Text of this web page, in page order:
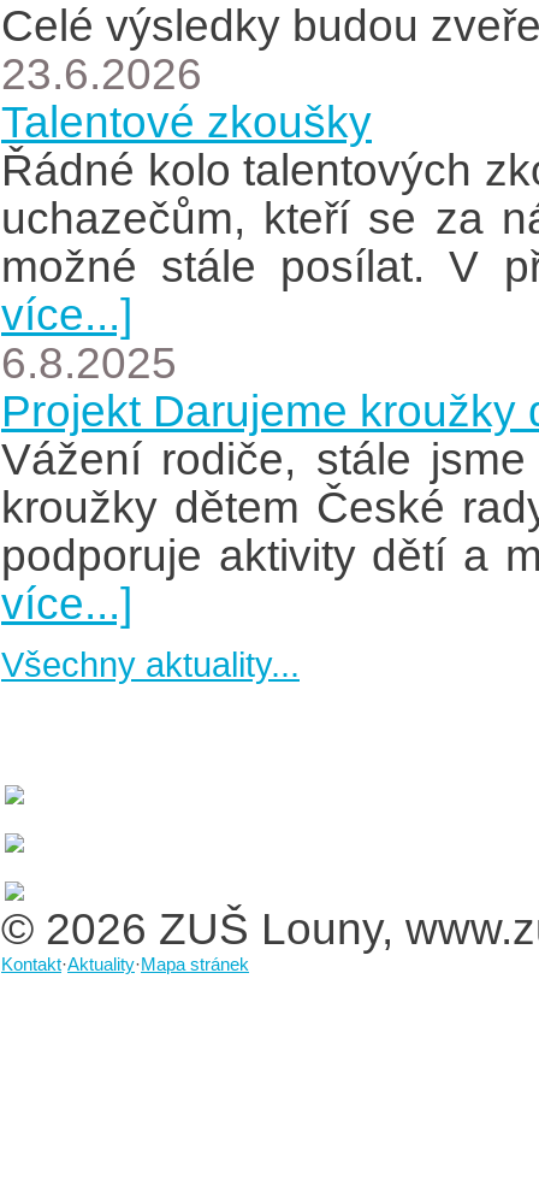
Celé výsledky budou
23.6.2026
Talentové zkoušky
Řádné kolo talentových
uchazečům, kteří se za
možné stále posílat. V
více...]
6.8.2025
Projekt Darujeme kroužky
Vážení rodiče, stále
kroužky dětem České
podporuje aktivity dětí a
více...]
Všechny aktuality...
© 2026 ZUŠ Louny,
Kontakt·Aktuality·Mapa stránek